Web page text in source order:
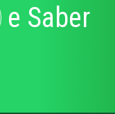
e Saber